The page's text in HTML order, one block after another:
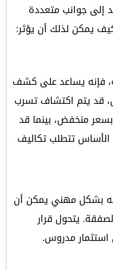
إلى جوانب متعددة
يمكن لذلك أن يؤثر:
فإنه يساعد على كشف
قد يتم اكتشاف تسرب
منخفض، بينما قد
تتطلب تكاليف
بشكل مهني يمكن أن
يتحول قرار
استثمار مدروس.